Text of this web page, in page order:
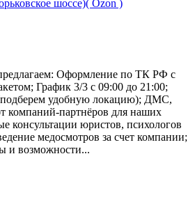
шоссе)( Ozon )
Оформление по ТК РФ с
График 3/3 с 09:00 до 21:00;
удобную локацию); ДМС,
компаний-партнёров для наших
консультации юристов, психологов
медосмотров за счет компании;
и возможности...